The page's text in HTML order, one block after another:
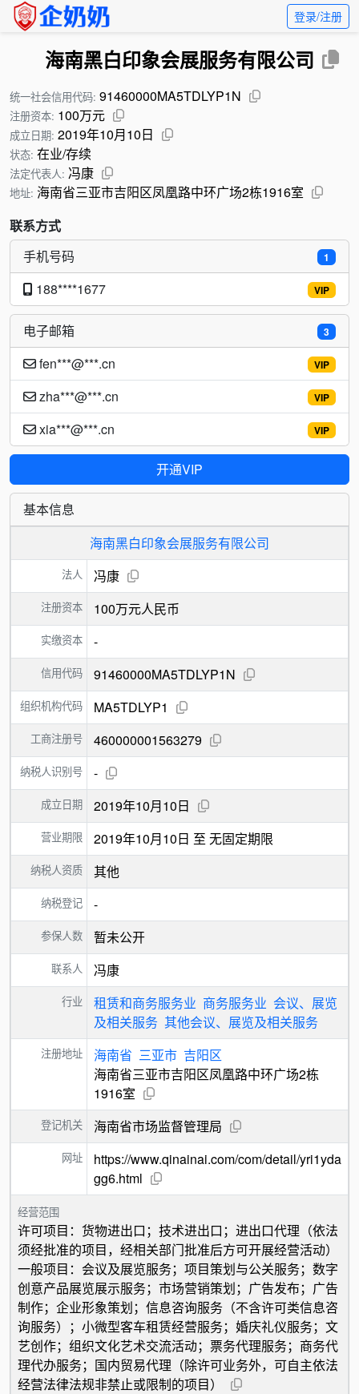
登录/注册
海南黑白印象会展服务有限公司
统一社会信用代码: 91460000MA5TDLYP1N
注册资本: 100万元
成立日期: 2019年10月10日
状态: 在业/存续
法定代表人: 冯康
地址: 海南省三亚市吉阳区凤凰路中环广场2栋1916室
联系方式
1
手机号码
VIP
188****1677
3
电子邮箱
VIP
fen***@***.cn
VIP
zha***@***.cn
VIP
xia***@***.cn
开通VIP
基本信息
海南黑白印象会展服务有限公司
法人 冯康
注册资本 100万元人民币
实缴资本 -
信用代码 91460000MA5TDLYP1N
组织机构代码 MA5TDLYP1
工商注册号 460000001563279
纳税人识别号 -
成立日期 2019年10月10日
营业期限 2019年10月10日 至 无固定期限
纳税人资质 其他
纳税登记 -
参保人数 暂未公开
联系人 冯康
行业 租赁和商务服务业 商务服务业 会议、展览
及相关服务 其他会议、展览及相关服务
注册地址 海南省 三亚市 吉阳区
海南省三亚市吉阳区凤凰路中环广场2栋
1916室
登记机关 海南省市场监督管理局
网址
https://www.qinainai.com/com/detail/yri1yda
gg6.html
经营范围
许可项目：货物进出口；技术进出口；进出口代理（依法
须经批准的项目，经相关部门批准后方可开展经营活动）
一般项目：会议及展览服务；项目策划与公关服务；数字
创意产品展览展示服务；市场营销策划；广告发布；广告
制作；企业形象策划；信息咨询服务（不含许可类信息咨
询服务）；小微型客车租赁经营服务；婚庆礼仪服务；文
艺创作；组织文化艺术交流活动；票务代理服务；商务代
理代办服务；国内贸易代理（除许可业务外，可自主依法
经营法律法规非禁止或限制的项目）